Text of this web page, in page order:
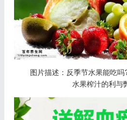
图片描述：反季节水果能吃吗
水果榨汁的利与